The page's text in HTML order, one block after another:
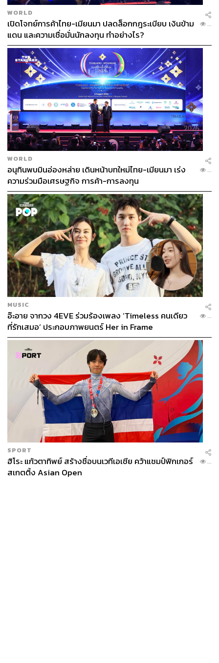
WORLD
เปิดโจทย์การค้าไทย-เมียนมา ปลดล็อกกฎระเบียบ เงินข้าม
แดน และความเชื่อมั่นนักลงทุน ทำอย่างไร?
...
WORLD
อนุทินพบมินอ่องหล่าย เดินหน้าบทใหม่ไทย-เมียนมา เร่ง
ความร่วมมือเศรษฐกิจ การค้า-การลงทุน
...
MUSIC
อ๊ะอาย จากวง 4EVE ร่วมร้องเพลง ‘Timeless คนเดียว
ที่รักเสมอ’ ประกอบภาพยนตร์ Her in Frame
...
SPORT
ฮิโระ แก้วตาทิพย์ สร้างชื่อบนเวทีเอเชีย คว้าแชมป์ฟิกเกอร์
สเกตติ้ง Asian Open
...